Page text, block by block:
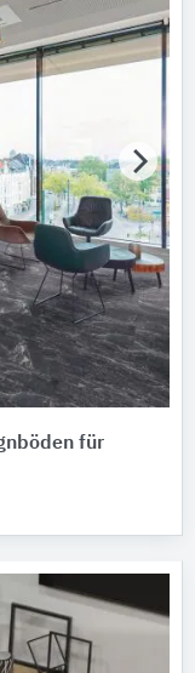
für